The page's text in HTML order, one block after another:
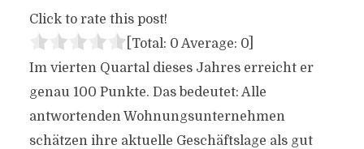
Click to rate this post!
[Total: 0 Average: 0]
Im vierten Quartal dieses Jahres erreicht er
genau 100 Punkte. Das bedeutet: Alle
antwortenden Wohnungsunternehmen
schätzen ihre aktuelle Geschäftslage als gut